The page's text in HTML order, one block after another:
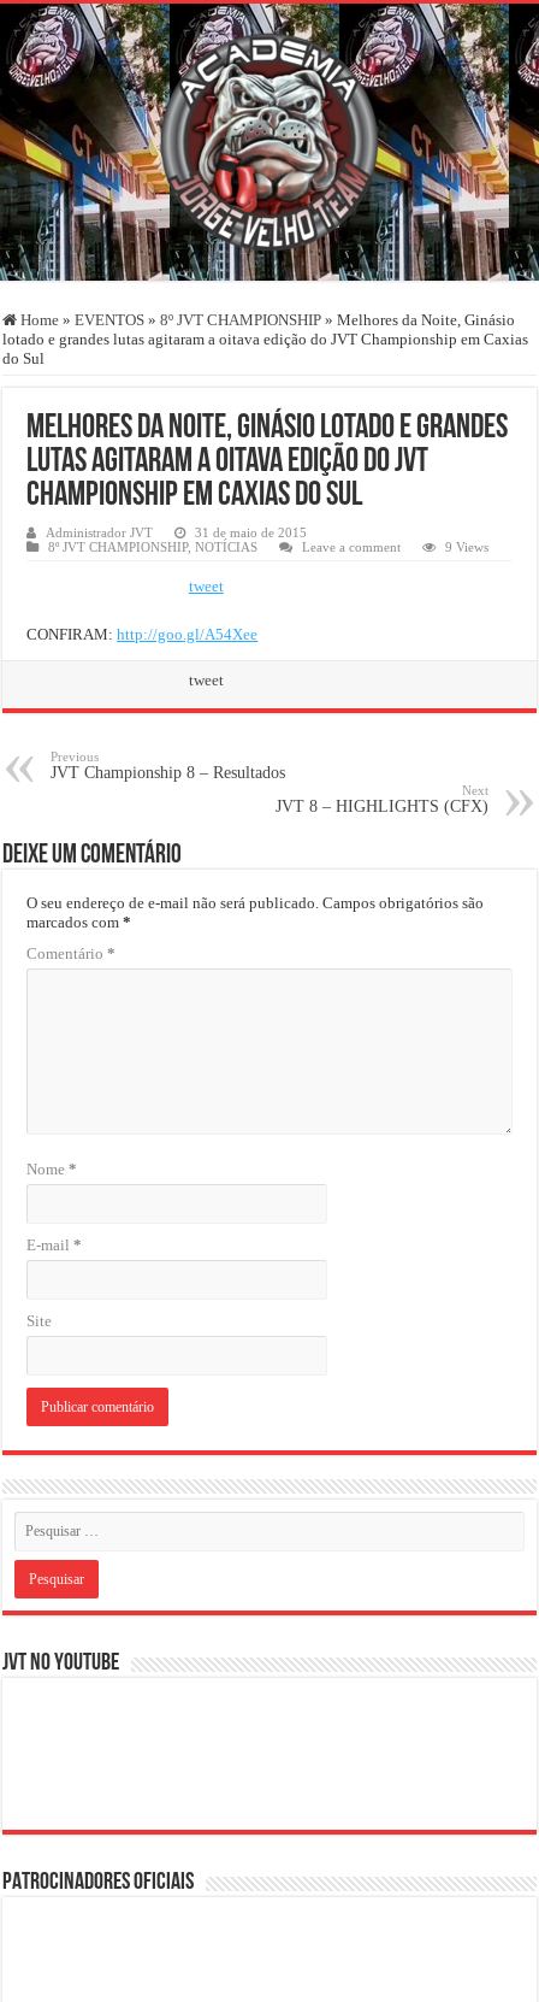
Home » EVENTOS » 8º JVT CHAMPIONSHIP » Melhores da Noite, Ginásio
lotado e grandes lutas agitaram a oitava edição do JVT Championship em Caxias
do Sul
Melhores da Noite, Ginásio lotado e grandes
lutas agitaram a oitava edição do JVT
Championship em Caxias do Sul
Administrador JVT
31 de maio de 2015
8º JVT CHAMPIONSHIP,NOTÍCIAS Leave a comment 9 Views
tweet
CONFIRAM:http://goo.gl/A54Xee
tweet
Previous
JVT Championship 8 – Resultados
Next
JVT 8 – HIGHLIGHTS (CFX)
Deixe um comentário
O seu endereço de e-mail não será publicado. Campos obrigatórios são
marcados com*
Comentário*
Nome*
E-mail*
Site
JVT NO YOUTUBE
PATROCINADORES OFICIAIS